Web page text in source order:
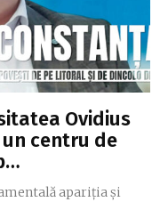
Ovidius
centru de
apariţia şi